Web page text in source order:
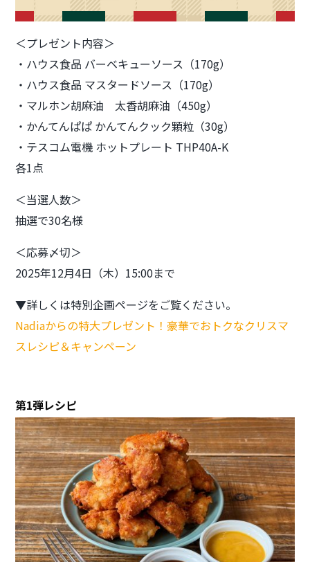
＜プレゼント内容＞
・ハウス食品 バーベキューソース（170g）
・ハウス食品 マスタードソース（170g）
・マルホン胡麻油 太香胡麻油（450g）
・かんてんぱぱ かんてんクック顆粒（30g）
・テスコム電機 ホットプレート THP40A-K
各1点
＜当選人数＞
抽選で30名様
＜応募〆切＞
2025年12月4日（木）15:00まで
▼詳しくは特別企画ページをご覧ください。
Nadiaからの特大プレゼント！豪華でおトクなクリスマ
スレシピ＆キャンペーン
第1弾レシピ